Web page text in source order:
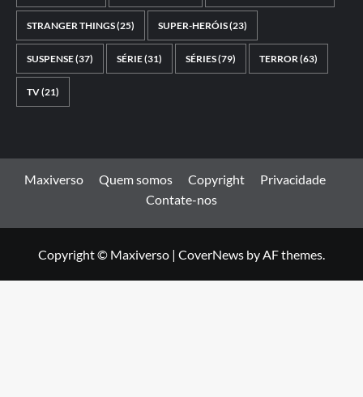
STRANGER THINGS(25) SUPER-HERÓIS(23)
SUSPENSE(37) SÉRIE(31) SÉRIES(79) TERROR(63)
TV(21)
Maxiverso Quem somos Copyright
Privacidade
Contate-nos
Copyright © Maxiverso | CoverNews by AF themes.